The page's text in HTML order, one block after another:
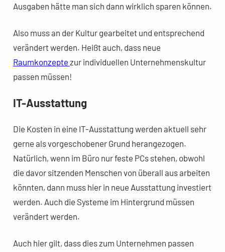
Ausgaben hätte man sich dann wirklich sparen können.
Also muss an der Kultur gearbeitet und entsprechend
verändert werden. Heißt auch, dass neue
Raumkonzepte zur individuellen Unternehmenskultur
passen müssen!
IT-Ausstattung
Die Kosten in eine IT-Ausstattung werden aktuell sehr
gerne als vorgeschobener Grund herangezogen.
Natürlich, wenn im Büro nur feste PCs stehen, obwohl
die davor sitzenden Menschen von überall aus arbeiten
könnten, dann muss hier in neue Ausstattung investiert
werden. Auch die Systeme im Hintergrund müssen
verändert werden.
Auch hier gilt, dass dies zum Unternehmen passen